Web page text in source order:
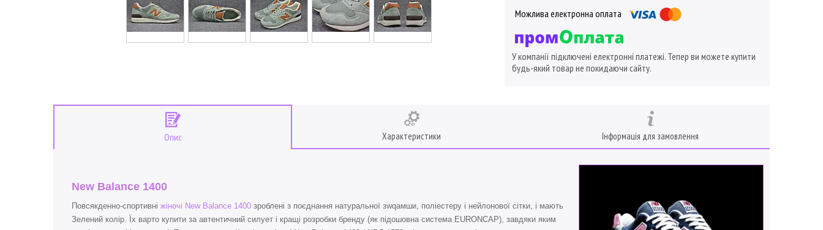
У компанії підключені електронні платежі. Тепер ви можете купити
будь-який товар не покидаючи сайту.
Опис Характеристики Інформація для замовлення
New Balance 1400
Повсякденно-спортивні жіночі New Balance 1400 зроблені з поєднання натуральної зwqамши, поліестеру і нейлонової сітки, і мають
Зелений колір. Їх варто купити за автентичний силует і кращі розробки бренду (як підошовна система EURONCAP), завдяки яким